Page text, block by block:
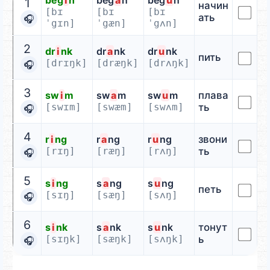
1
🎧
[bɪ
ˈgɪn]
[bɪ
ˈgæn]
[bɪ
ˈgʌn]
начин
ать
2
🎧
dri nk
[drɪŋk]
drank
[dræŋk]
drunk
[drʌŋk] пить
3
🎧
swi m
[swɪm]
swam
[swæm]
swum
[swʌm]
плава
ть
4
🎧
ri ng
[rɪŋ]
rang
[ræŋ]
rung
[rʌŋ]
звони
ть
5
🎧
si ng
[sɪŋ]
sang
[sæŋ]
sung
[sʌŋ] петь
6
🎧
si nk
[sɪŋk]
sank
[sæŋk]
sunk
[sʌŋk]
тонут
ь